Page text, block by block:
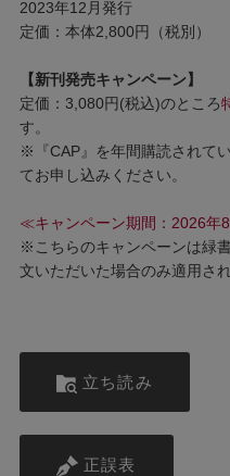
2023年12月発行
定価：本体2,800円（税別）
【新刊発売キャンペーン】
定価：3,080円(税込)のところ
す。
※『CAP』を年間購読されて
てお申し込みください。
≪キャンペーン期間：2026年
※こちらのキャンペーンは緑
文いただいた場合のみ適用され
立ち読み
正誤表